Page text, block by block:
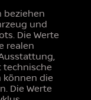
und
Die Werte
realen
technische
die
Die Werte